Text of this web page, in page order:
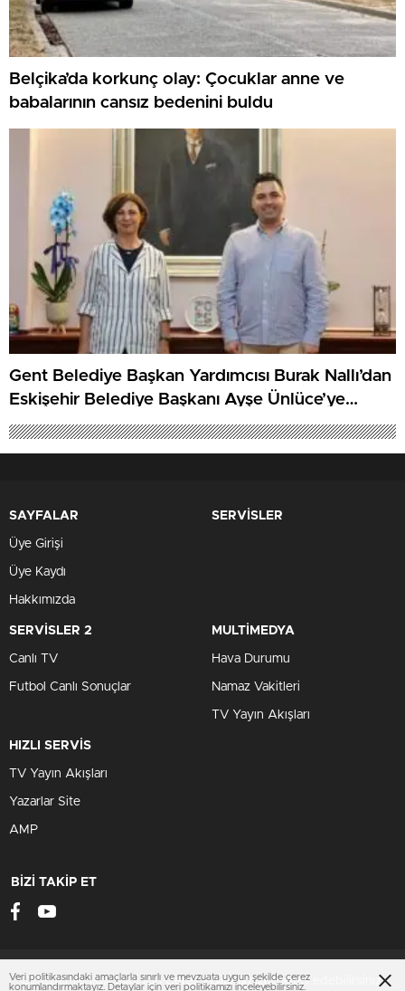
Belçika’da korkunç olay: Çocuklar anne ve
babalarının cansız bedenini buldu
Gent Belediye Başkan Yardımcısı Burak Nallı’dan
Eskişehir Belediye Başkanı Ayşe Ünlüce’ye
ziyaret
SAYFALAR
Üye Girişi
Üye Kaydı
Hakkımızda
SERVİSLER
SERVİSLER 2
Canlı TV
Futbol Canlı Sonuçlar
MULTİMEDYA
Hava Durumu
Namaz Vakitleri
TV Yayın Akışları
HIZLI SERVİS
TV Yayın Akışları
Yazarlar Site
AMP
BİZİ TAKİP ET
Çerezler ile ilgili bilgi içinÇerez Politikamızıziyaret edebilirsiniz.
Veri politikasındaki amaçlarla sınırlı ve mevzuata uygun şekilde çerez
konumlandırmaktayız. Detaylar için veri politikamızı inceleyebilirsiniz.